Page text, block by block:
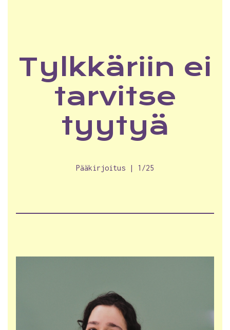
Tylkkäriin ei
tarvitse
tyytyä
Pääkirjoitus | 1/25